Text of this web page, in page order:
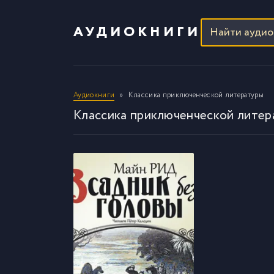
АУДИОКНИГИ
Аудиокниги Классика приключенческой литературы
Классика приключенческой